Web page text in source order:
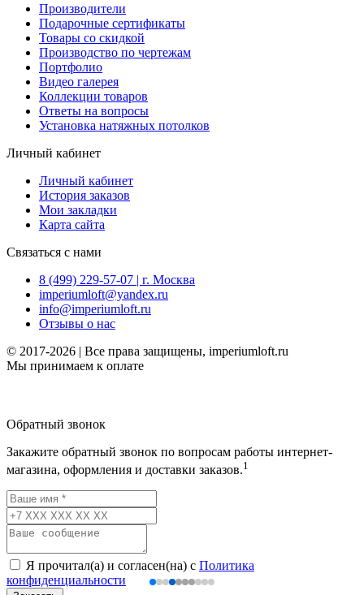
Производители
Подарочные сертификаты
Товары со скидкой
Производство по чертежам
Портфолио
Видео галерея
Коллекции товаров
Ответы на вопросы
Установка натяжных потолков
Личный кабинет
Личный кабинет
История заказов
Мои закладки
Карта сайта
Связаться с нами
8 (499) 229-57-07 | г. Москва
imperiumloft@yandex.ru
info@imperiumloft.ru
Отзывы о нас
© 2017-2026 | Все права защищены, imperiumloft.ru
Мы принимаем к оплате
Обратный звонок
Закажите обратный звонок по вопросам работы интернет-
магазина, оформления и доставки заказов.1
Я прочитал(а) и согласен(на) с Политика
конфиденциальности